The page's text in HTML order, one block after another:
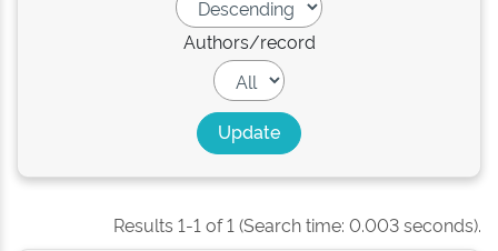
Authors/record
Results 1-1 of 1 (Search time: 0.003 seconds).